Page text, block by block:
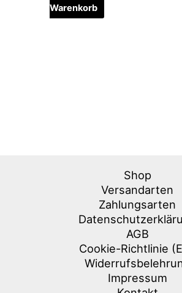
Warenkorb
Shop
Versandarten
Zahlungsarten
AGB
Cookie-Richtlinie
Impressum